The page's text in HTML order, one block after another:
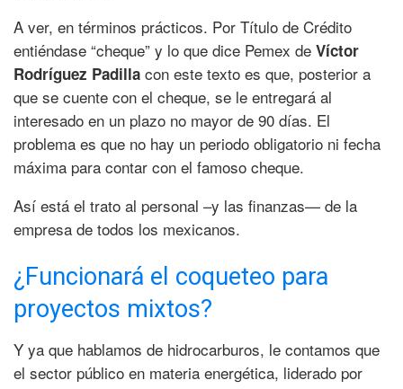
A ver, en términos prácticos. Por Título de Crédito
entiéndase “cheque” y lo que dice Pemex de Víctor
Rodríguez Padilla con este texto es que, posterior a
que se cuente con el cheque, se le entregará al
interesado en un plazo no mayor de 90 días. El
problema es que no hay un periodo obligatorio ni fecha
máxima para contar con el famoso cheque.
Así está el trato al personal –y las finanzas— de la
empresa de todos los mexicanos.
¿Funcionará el coqueteo para
proyectos mixtos?
Y ya que hablamos de hidrocarburos, le contamos que
el sector público en materia energética, liderado por